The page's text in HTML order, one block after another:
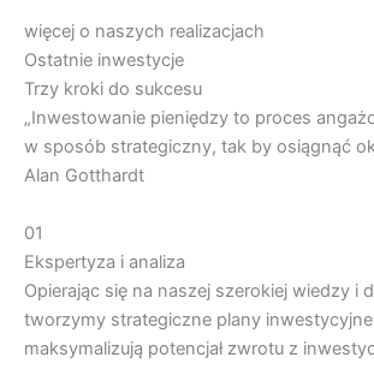
więcej o naszych realizacjach
Ostatnie inwestycje
Trzy kroki do sukcesu
„Inwestowanie pieniędzy to proces
w sposób strategiczny, tak by osiągnąć
Alan Gotthardt
01
Ekspertyza i analiza
Opierając się na naszej szerokiej wiedzy i
tworzymy strategiczne plany
maksymalizują potencjał zwrotu z